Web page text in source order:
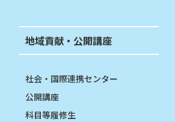
地域貢献・公開講座
社会・国際連携センター
公開講座
科目等履修生